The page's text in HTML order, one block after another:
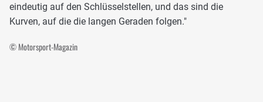
eindeutig auf den Schlüsselstellen, und das sind die
Kurven, auf die die langen Geraden folgen."
© Motorsport-Magazin